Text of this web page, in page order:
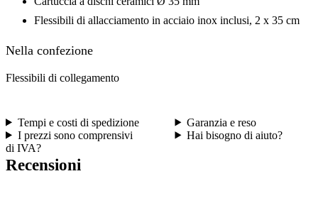
Flessibili di allacciamento in acciaio inox inclusi, 2 x 35 cm
Nella confezione
Flessibili di collegamento
Tempi e costi di spedizione
Garanzia e reso
I prezzi sono comprensivi
di IVA?
Hai bisogno di aiuto?
Recensioni